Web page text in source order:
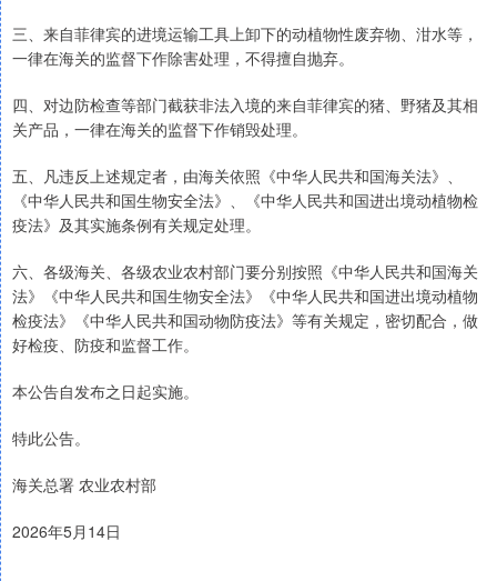
三、来自菲律宾的进境运输工具上卸下的动植物性废弃物、泔水等，
一律在海关的监督下作除害处理，不得擅自抛弃。
四、对边防检查等部门截获非法入境的来自菲律宾的猪、野猪及其相
关产品，一律在海关的监督下作销毁处理。
五、凡违反上述规定者，由海关依照《中华人民共和国海关法》、
《中华人民共和国生物安全法》、《中华人民共和国进出境动植物检
疫法》及其实施条例有关规定处理。
六、各级海关、各级农业农村部门要分别按照《中华人民共和国海关
法》《中华人民共和国生物安全法》《中华人民共和国进出境动植物
检疫法》《中华人民共和国动物防疫法》等有关规定，密切配合，做
好检疫、防疫和监督工作。
本公告自发布之日起实施。
特此公告。
海关总署 农业农村部
2026年5月14日